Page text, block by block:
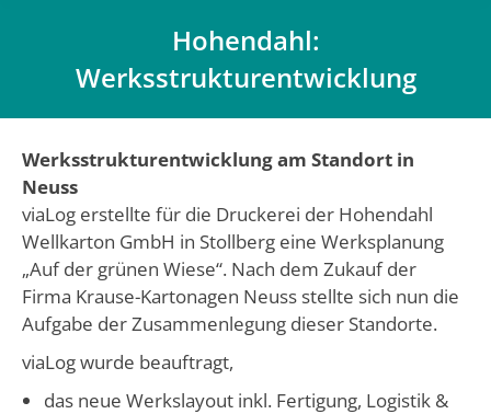
Hohendahl:
Werksstrukturentwicklung
Werksstrukturentwicklung am Standort in
Neuss
viaLog erstellte für die Druckerei der Hohendahl
Wellkarton GmbH in Stollberg eine Werksplanung
„Auf der grünen Wiese“. Nach dem Zukauf der
Firma Krause-Kartonagen Neuss stellte sich nun die
Aufgabe der Zusammenlegung dieser Standorte.
viaLog wurde beauftragt,
das neue Werkslayout inkl. Fertigung, Logistik &